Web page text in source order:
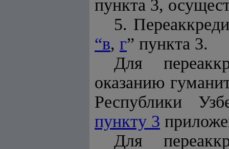
пункта 3,
5.
“в, г” пункта 3.
Для
оказанию
Республики
пункту 3
Для